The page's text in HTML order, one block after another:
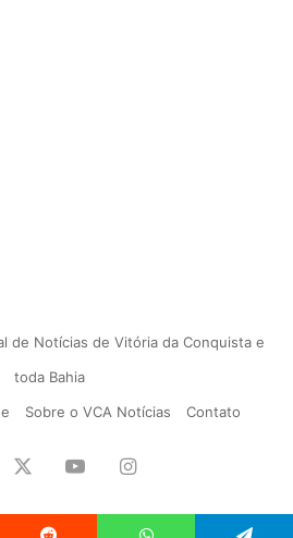
de Notícias de Vitória da Conquista e
toda Bahia
Sobre o VCA Notícias Contato
YouTubeInstagram